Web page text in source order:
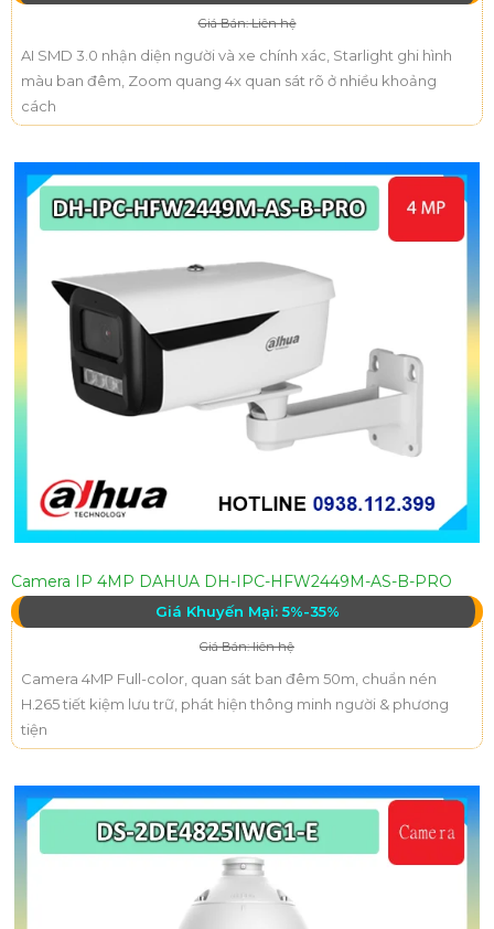
Giá Bán: Liên hệ
AI SMD 3.0 nhận diện người và xe chính xác, Starlight ghi hình
màu ban đêm, Zoom quang 4x quan sát rõ ở nhiều khoảng
cách
Camera IP 4MP DAHUA DH-IPC-HFW2449M-AS-B-PRO
Giá Khuyến Mại: 5%-35%
Giá Bán: liên hệ
Camera 4MP Full-color, quan sát ban đêm 50m, chuẩn nén
H.265 tiết kiệm lưu trữ, phát hiện thông minh người & phương
tiện